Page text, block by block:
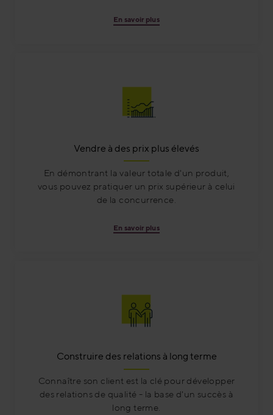
En savoir plus
Vendre à des prix plus élevés
En démontrant la valeur totale d'un produit,
vous pouvez pratiquer un prix supérieur à celui
de la concurrence.
En savoir plus
Construire des relations à long terme
Connaître son client est la clé pour développer
des relations de qualité - la base d'un succès à
long terme.